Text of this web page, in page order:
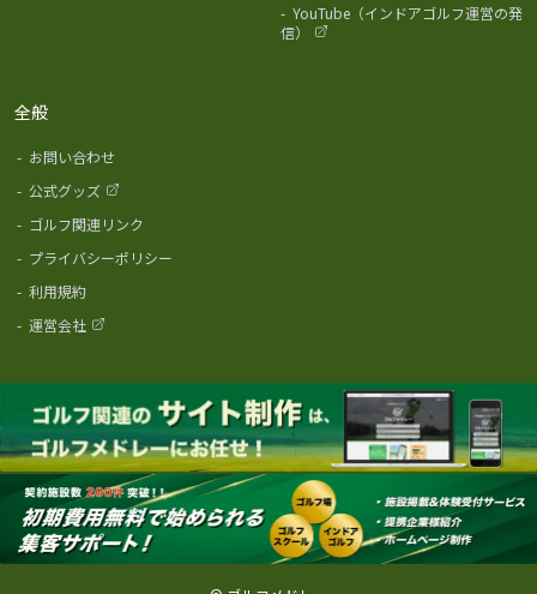
- YouTube（インドアゴルフ運営の発
信）
全般
- お問い合わせ
- 公式グッズ
- ゴルフ関連リンク
- プライバシーポリシー
- 利用規約
- 運営会社